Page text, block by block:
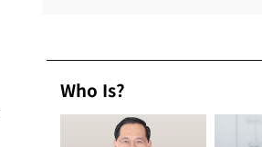
Who Is?